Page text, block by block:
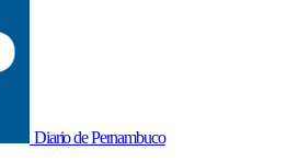
Diario de Pernambuco